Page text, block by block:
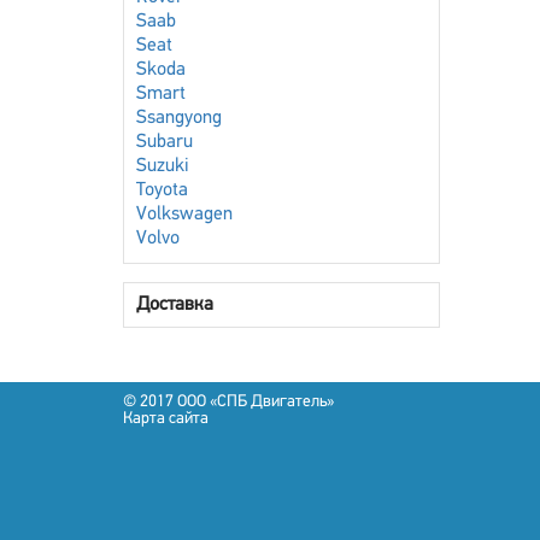
Saab
Seat
Skoda
Smart
Ssangyong
Subaru
Suzuki
Toyota
Volkswagen
Volvo
Доставка
© 2017 OOO «СПБ Двигатель»
Карта сайта